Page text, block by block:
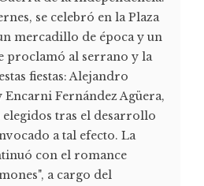
se celebró en la Plaza
mercadillo de época y un
proclamó al serrano y la
fiestas: Alejandro
Encarni Fernández Agüera,
tras el desarrollo
a tal efecto. La
con el romance
a cargo del